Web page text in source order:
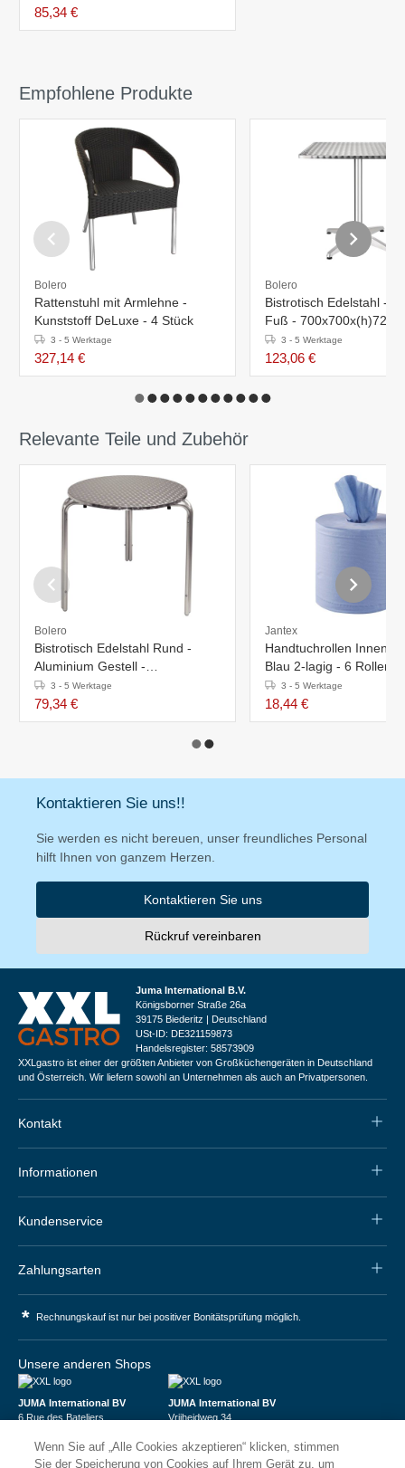
85,34 €
Empfohlene Produkte
Bolero
Rattenstuhl mit Armlehne -
Kunststoff DeLuxe - 4 Stück
3 - 5 Werktage
327,14 €
Bolero
Bistrotisch Edelstahl -
Fuß -
3 - 5 Werktage
123,06 €
Relevante Teile und Zubehör
Bolero
Bistrotisch Edelstahl Rund -
Aluminium Gestell -
Ø700(h)720mm
3 - 5 Werktage
79,34 €
Jantex
Handtuchrollen
Blau 2-lagig - 6 Rollen
3 - 5 Werktage
18,44 €
Kontaktieren Sie uns!!
Sie werden es nicht bereuen, unser freundliches Personal
hilft Ihnen von ganzem Herzen.
Kontaktieren Sie uns
Rückruf vereinbaren
Juma International B.V.
Königsborner Straße 26a
39175 Biederitz | Deutschland
USt-ID: DE321159873
Handelsregister: 58573909
XXLgastro ist einer der größten Anbieter von Großküchengeräten in Deutschland
und Österreich. Wir liefern sowohl an Unternehmen als auch an Privatpersonen.
Kontakt
Informationen
Kundenservice
Zahlungsarten
* Rechnungskauf ist nur bei positiver Bonitätsprüfung möglich.
Unsere anderen Shops
JUMA International BV
6 Rue des Bateliers
Numéro de TVA : FR59815313275
Numéro Siren : 815313275
JUMA International BV
Vrijheidweg 34
BTW: NL853095048B01
K.V.K.: 58573909
Wenn Sie auf „Alle Cookies akzeptieren“ klicken, stimmen
Sie der Speicherung von Cookies auf Ihrem Gerät zu, um